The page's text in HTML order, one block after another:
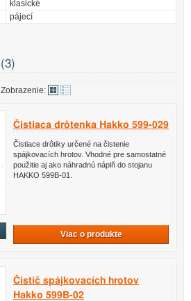
klasické
pájecí
Zobrazenie:
Čistiaca drôtenka Hakko 599-029
Čistiace drôtiky určené na čistenie
spájkovacích hrotov. Vhodné pre samostatné
použitie aj ako náhradnú náplň do stojanu
HAKKO 599B-01.
Viac o produkte
Čistič spájkovacích hrotov
Hakko 599B-02